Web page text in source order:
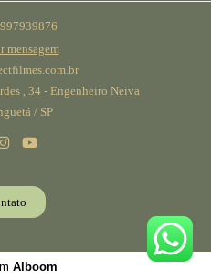
mensagem
, 34 - Engenheiro Neiva
/ SP
Alboom